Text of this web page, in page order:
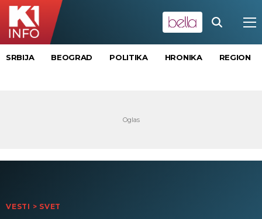
SRBIJA BEOGRAD POLITIKA HRONIKA REGION
VESTI > SVET